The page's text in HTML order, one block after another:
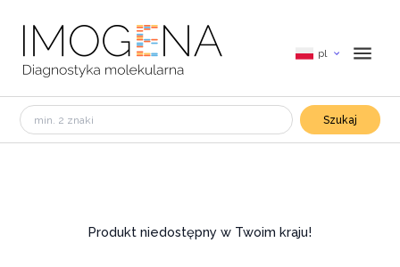
pl
Szukaj
Produkt niedostępny w Twoim kraju!